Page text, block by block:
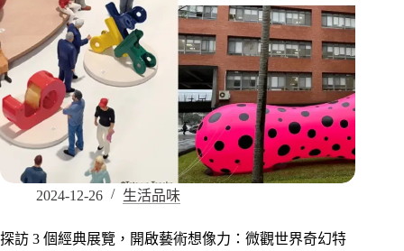
2024-12-26 生活品味
探訪 3 個經典展覽，開啟藝術想像力：微觀世界奇幻特